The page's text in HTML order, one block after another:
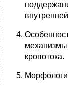
механизмы
кровотока.